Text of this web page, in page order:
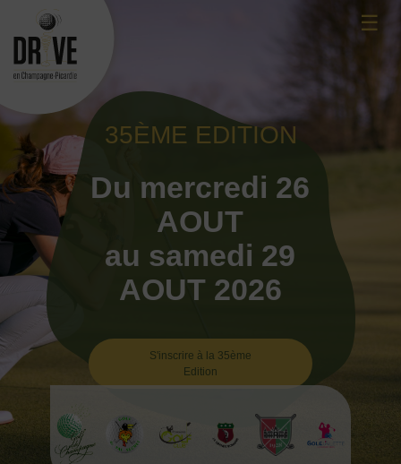
content
☰
35ÈME EDITION
Du mercredi 26
AOUT
au samedi 29
AOUT 2026
S'inscrire à la 35ème
Edition